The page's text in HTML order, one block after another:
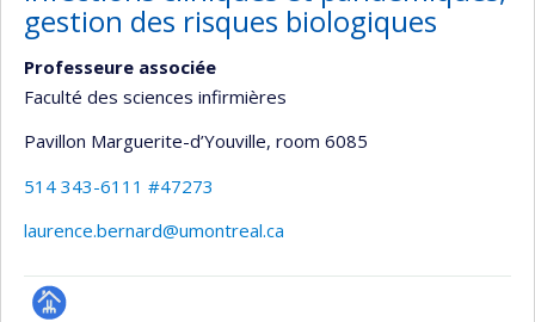
gestion des risques biologiques
Professeure associée
Faculté des sciences infirmières
Pavillon Marguerite-d’Youville, room 6085
514 343-6111 #47273
laurence.bernard@umontreal.ca